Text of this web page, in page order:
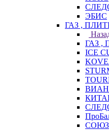
ЭБИС
ГАЗ ,
ГАЗ ,
ICE